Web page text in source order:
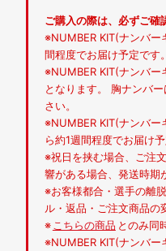
ご購入の際は、必ずご確
※NUMBER KIT(ナンバー
間程度でお届け予定です。
※NUMBER KIT(ナンバ
となります。 胸ナンバ
さい。
※NUMBER KIT(ナンバー
ら約1週間程度でお届け予
※祝日を挟む場合、ご注
響がある場合、発送時期
※お客様都合・選手の離
ル・返品・ご注文商品の
※ こちらの商品 とのみ同
※NUMBER KIT(ナンバ